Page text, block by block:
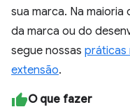
sua marca. Na maioria
da marca ou do
segue nossas práticas
extensão.
O que fazer